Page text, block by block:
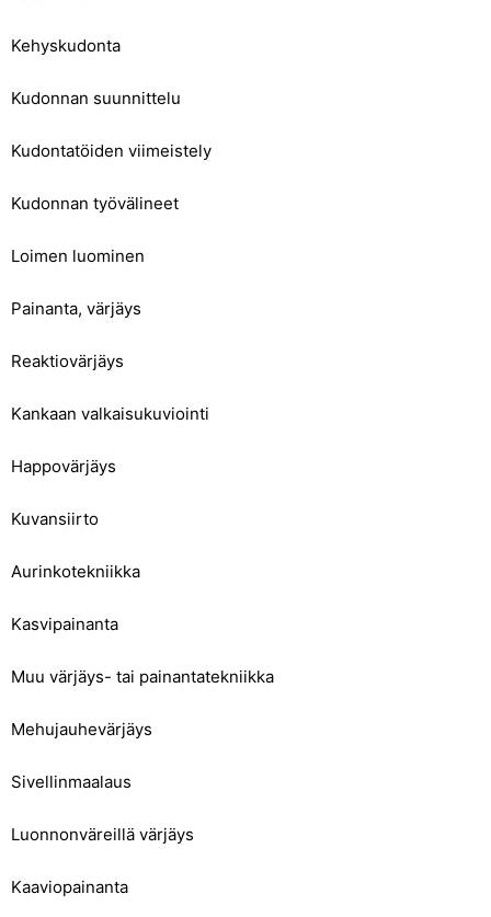
Kehyskudonta
Kudonnan suunnittelu
Kudontatöiden viimeistely
Kudonnan työvälineet
Loimen luominen
Painanta, värjäys
Reaktiovärjäys
Kankaan valkaisukuviointi
Happovärjäys
Kuvansiirto
Aurinkotekniikka
Kasvipainanta
Muu värjäys- tai painantatekniikka
Mehujauhevärjäys
Sivellinmaalaus
Luonnonväreillä värjäys
Kaaviopainanta